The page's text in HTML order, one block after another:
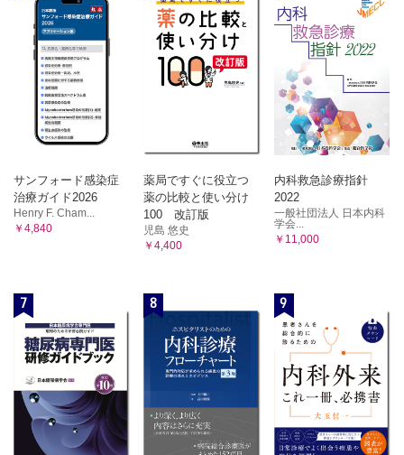
第36章 “I Don’t Know”and“I Was Wrong”
「わかりません」と「間違えました」
第37章 Ethics, Etiquette, and Collegiality
倫理、礼儀、そして同僚関係
第38章 I, Myself, Alone
私、私自身、独り
第39章 Collaboration and Sharing
第40章 Educare and Docere
教育（の語源と意味）について
第41章 A Profession is not a Business
第43章 The Magic Word in Medicine
医学における魔法の言葉
別れの言葉
AFTERWORD あとがき
連載の終わりにあたって
サンフォード感染症
治療ガイド2026
Henry F. Cham...
￥4,840
薬局ですぐに役立つ
薬の比較と使い分け
100 改訂版
児島 悠史
￥4,400
内科救急診療指針
2022
一般社団法人 日本内科
学会...
￥11,000
7 8 9